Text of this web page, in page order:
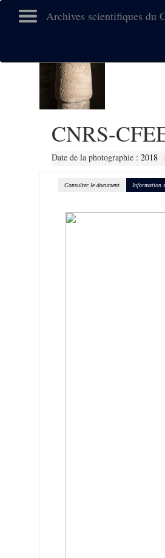
Archives scientifiques du
CNRS-
Date de la photographie : 2018
Consulter le document Information